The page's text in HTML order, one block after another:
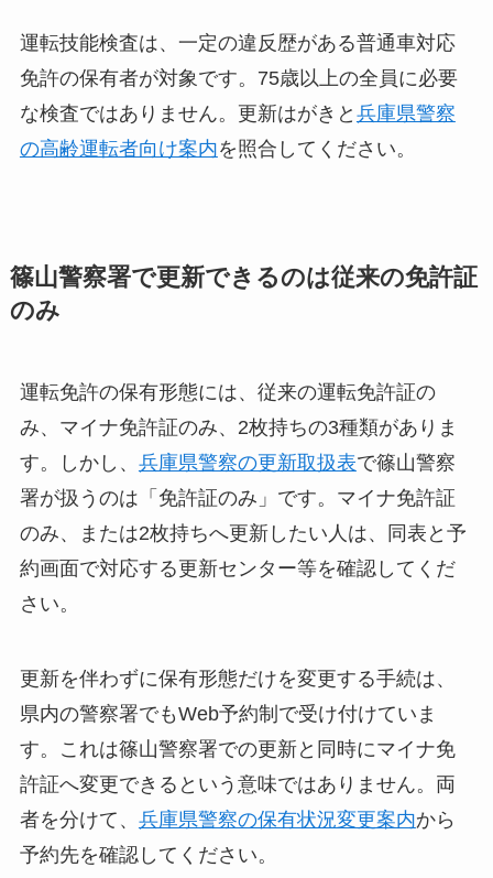
運転技能検査は、一定の違反歴がある普通車対応
免許の保有者が対象です。75歳以上の全員に必要
な検査ではありません。更新はがきと 兵庫県警察
の高齢運転者向け案内を照合してください。
篠山警察署で更新できるのは従来の免許証
のみ
運転免許の保有形態には、従来の運転免許証の
み、マイナ免許証のみ、2枚持ちの3種類がありま
す。しかし、 兵庫県警察の更新取扱表で篠山警察
署が扱うのは「免許証のみ」です。マイナ免許証
のみ、または2枚持ちへ更新したい人は、同表と予
約画面で対応する更新センター等を確認してくだ
さい。
更新を伴わずに保有形態だけを変更する手続は、
県内の警察署でもWeb予約制で受け付けていま
す。これは篠山警察署での更新と同時にマイナ免
許証へ変更できるという意味ではありません。両
者を分けて、 兵庫県警察の保有状況変更案内から
予約先を確認してください。